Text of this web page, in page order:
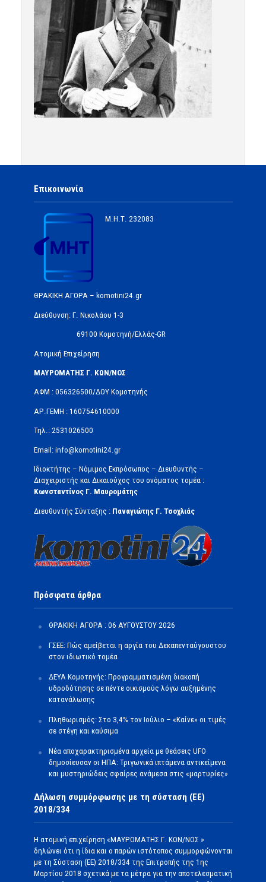
Επικοινωνία
Μ.Η.Τ. 232083
ΘΡΑΚΙΚΗ ΑΓΟΡΑ – komotini24.gr
Διεύθυνση: Γ. Νικολάου 1-3
69100 Κομοτηνή/Ελλάς-GR
Ατομική Επιχείρηση
ΜΑΥΡΟΜΑΤΗΣ Γ. ΚΩΝ/ΝΟΣ
ΑΦΜ : 056326500/ΔOΥ Κομοτηνής
ΑΡ.ΓΕΜΗ : 160754610000
Τηλ.: 2531026500
Email: info@komotini24.gr
Ιδιοκτήτης – Νόμιμος Εκπρόσωπος – Διευθυντής –
Διαχειριστής και Δικαιούχος του ονόματος τομέα :
Κωνσταντίνος Γ. Μαυρομάτης
Διευθυντής Σύνταξης : Παναγιώτης Γ. Τσοχλιάς
Πρόσφατα άρθρα
ΘΡΑΚΙΚΗ ΑΓΟΡΑ : 06 ΑΥΓΟΥΣΤΟΥ 2026
ΓΣΕΕ: Πώς αμείβεται η αργία του Δεκαπενταύγουστου
στον ιδιωτικό τομέα
ΔΕΥΑ Κομοτηνής: Προγραμματισμένη διακοπή
υδροδότησης σε πέντε οικισμούς λόγω αυξημένης
κατανάλωσης
Πληθωρισμός: Στο 3,4% τον Ιούλιο – «Καίνε» οι τιμές
σε στέγη και καύσιμα
Νέα αποχαρακτηρισμένα αρχεία με θεάσεις UFO
δημοσίευσαν οι ΗΠΑ: Τριγωνικά ιπτάμενα αντικείμενα
και μυστηριώδεις σφαίρες ανάμεσα στις «μαρτυρίες»
Δήλωση συμμόρφωσης με τη σύσταση (ΕΕ)
2018/334
Η ατομική επιχείρηση «ΜΑΥΡΟΜΑΤΗΣ Γ. ΚΩΝ/ΝΟΣ »
δηλώνει ότι η ίδια και ο παρών ιστότοπος συμμορφώνονται
με τη Σύσταση (ΕΕ) 2018/334 της Επιτροπής της 1ης
Μαρτίου 2018 σχετικά με τα μέτρα για την αποτελεσματική